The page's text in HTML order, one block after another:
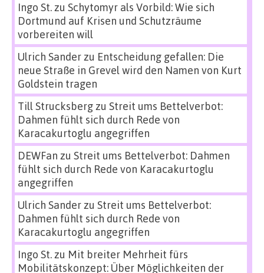
Ingo St.zu Schytomyr als Vorbild: Wie sich
Dortmund auf Krisen und Schutzräume
vorbereiten will
Ulrich Sanderzu Entscheidung gefallen: Die
neue Straße in Grevel wird den Namen von Kurt
Goldstein tragen
Till Strucksbergzu Streit ums Bettelverbot:
Dahmen fühlt sich durch Rede von
Karacakurtoglu angegriffen
DEWFan zu Streit ums Bettelverbot: Dahmen
fühlt sich durch Rede von Karacakurtoglu
angegriffen
Ulrich Sanderzu Streit ums Bettelverbot:
Dahmen fühlt sich durch Rede von
Karacakurtoglu angegriffen
Ingo St.zu Mit breiter Mehrheit fürs
Mobilitätskonzept: Über Möglichkeiten der